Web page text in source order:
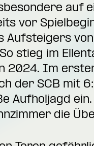
auf
vor
Aufsteigers
stieg im
2024. Im
der SCB mit
Aufholjagd
die